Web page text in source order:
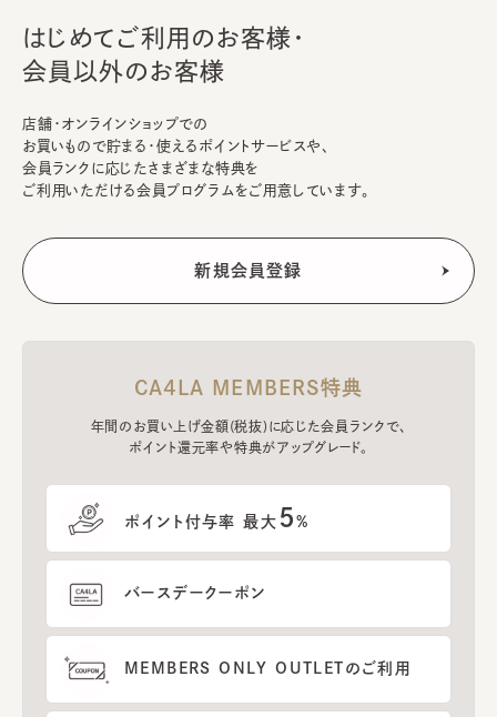
はじめてご利用のお客様・
会員以外のお客様
店舗・オンラインショップでの
お買いもので貯まる・使えるポイントサービスや、
会員ランクに応じたさまざまな特典を
ご利用いただける会員プログラムをご用意しています。
CA4LA MEMBERS特典
年間のお買い上げ金額(税抜)に応じた会員ランクで、
ポイント還元率や特典がアップグレード。
ポイント付与率 最大 5%
バースデークーポン
MEMBERS ONLY OUTLETのご利用